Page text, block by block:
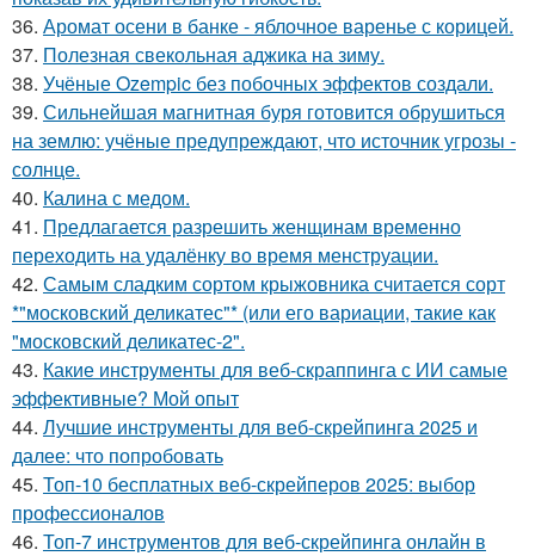
36. Аромат осени в банке - яблочное варенье с корицей.
37. Полезная свекольная аджика на зиму.
38. Учёные Ozempic без побочных эффектов создали.
39. Сильнейшая магнитная буря готовится обрушиться
на землю: учёные предупреждают, что источник угрозы -
солнце.
40. Калина с медом.
41. Предлагается разрешить женщинам временно
переходить на удалёнку во время менструации.
42. Самым сладким сортом крыжовника считается сорт
*"московский деликатес"* (или его вариации, такие как
"московский деликатес-2".
43. Какие инструменты для веб-скраппинга с ИИ самые
эффективные? Мой опыт
44. Лучшие инструменты для веб-скрейпинга 2025 и
далее: что попробовать
45. Топ-10 бесплатных веб-скрейперов 2025: выбор
профессионалов
46. Топ-7 инструментов для веб-скрейпинга онлайн в